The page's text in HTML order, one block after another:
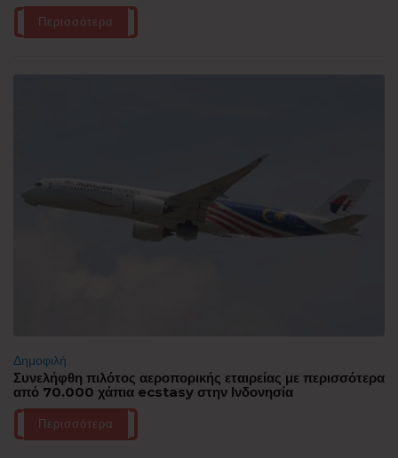
Περισσότερα
Δημοφιλή
Συνελήφθη πιλότος αεροπορικής εταιρείας με περισσότερα
από 70.000 χάπια ecstasy στην Ινδονησία
Περισσότερα